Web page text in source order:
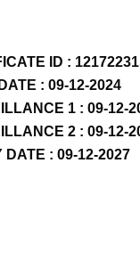
ID : 12172231
: 09-12-2024
1 : 09-12-
2 : 09-12-
DATE : 09-12-2027